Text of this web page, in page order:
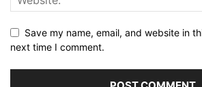
Save my name, email, and website in
next time I comment.